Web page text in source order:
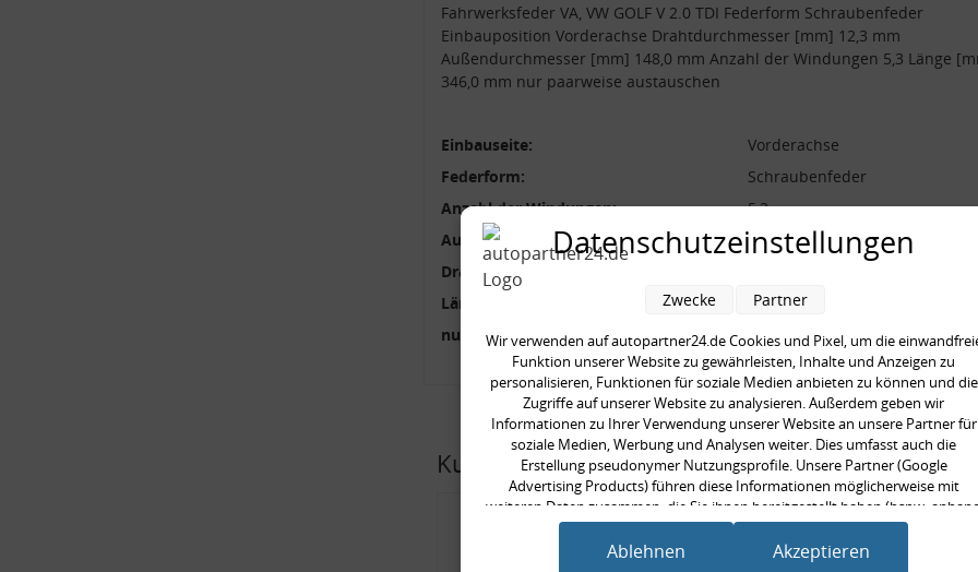
Fahrwerksfeder VA, VW GOLF V 2.0 TDI Federform Schraubenfeder
Einbauposition Vorderachse Drahtdurchmesser [mm] 12,3 mm
Außendurchmesser [mm] 148,0 mm Anzahl der Windungen 5,3 Länge
346,0 mm nur paarweise austauschen
Einbauseite:
Vorderachse
Federform:
Schraubenfeder
Anzahl der Windungen:
5,3
Außendurchmesser [mm]:
148,0 mm
Drahtdurchmesser [mm]:
Länge [mm]:
346,0 mm
nur paarweise austauschen:
Kunden kauften auch
Datenschutzeinstellungen
Wir verwenden auf autopartner24.de Cookies und Pixel, um die
Funktion unserer Website zu gewährleisten, Inhalte und Anzeigen zu
personalisieren, Funktionen für soziale Medien anbieten zu können und die
Zugriffe auf unserer Website zu analysieren. Außerdem geben wir
Informationen zu Ihrer Verwendung unserer Website an unsere Partner für
soziale Medien, Werbung und Analysen weiter. Dies umfasst auch die
Erstellung pseudonymer Nutzungsprofile. Unsere Partner (Google
Advertising Products) führen diese Informationen möglicherweise mit
weiteren Daten zusammen, die Sie ihnen bereitgestellt haben (bspw.
eines persönlichen Accounts) oder welche sie im Rahmen Ihrer Nutzung der
Dienste gesammelt haben (bspw. Nutzungsdaten anderer Geräte). Ihre
Zwecke Partner
Ablehnen Akzeptieren